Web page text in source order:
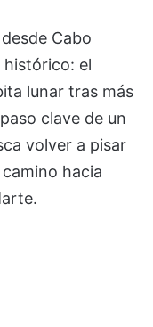
Cabo
histórico: el
lunar tras más
clave de un
volver a pisar
hacia